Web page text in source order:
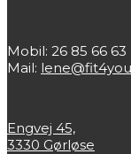
Mobil: 26 85 66 63
Mail:
Engvej 45,
3330 Gørløse